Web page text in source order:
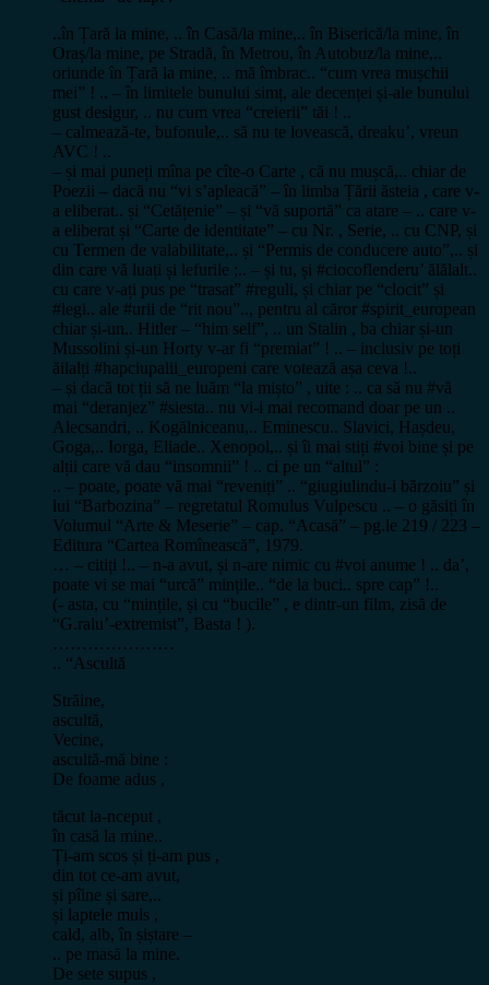
..în Țară la mine, .. în Casă/la mine,.. în Biserică/la mine, în
Oraș/la mine, pe Stradă, în Metrou, în Autobuz/la mine,..
oriunde în Țară la mine, .. mă îmbrac.. “cum vrea mușchii
mei” ! .. – în limitele bunului simț, ale decenței și-ale bunului
gust desigur, .. nu cum vrea “creierii” tăi ! ..
– calmează-te, bufonule,.. să nu te lovească, dreaku’, vreun
AVC ! ..
– și mai puneți mîna pe cîte-o Carte , că nu mușcă,.. chiar de
Poezii – dacă nu “vi s’apleacă” – în limba Țării ăsteia , care v-
a eliberat.. și “Cetățenie” – și “vă suportă” ca atare – .. care v-
a eliberat și “Carte de identitate” – cu Nr. , Serie, .. cu CNP, și
cu Termen de valabilitate,.. și “Permis de conducere auto”,.. și
din care vă luați și lefurile ;.. – și tu, și #ciocoflenderu’ ălălalt..
cu care v-ați pus pe “trasat” #reguli, și chiar pe “clocit” și
#legi.. ale #urii de “rit nou”.., pentru al căror #spirit_european
chiar și-un.. Hitler – “him self”, .. un Stalin , ba chiar și-un
Mussolini și-un Horty v-ar fi “premiat” ! .. – inclusiv pe toți
ăilalți #hapciupalii_europeni care votează așa ceva !..
– și dacă tot ții să ne luăm “la mișto” , uite : .. ca să nu #vă
mai “deranjez” #siesta.. nu vi-i mai recomand doar pe un ..
Alecsandri, .. Kogălniceanu,.. Eminescu.. Slavici, Hașdeu,
Goga,.. Iorga, Eliade.. Xenopol,.. și îi mai stiți #voi bine și pe
alții care vă dau “insomnii” ! .. ci pe un “altul” :
.. – poate, poate vă mai “reveniți” .. “giugiulindu-i bărzoiu” și
lui “Barbozina” – regretatul Romulus Vulpescu .. – o găsiți în
Volumul “Arte & Meserie” – cap. “Acasă” – pg.le 219 / 223 –
Editura “Cartea Romînească”, 1979.
… – citiți !.. – n-a avut, și n-are nimic cu #voi anume ! .. da’,
poate vi se mai “urcă” mințile.. “de la buci.. spre cap” !..
(- asta, cu “mințile, și cu “bucile” , e dintr-un film, zisă de
“G.ralu’-extremist”, Basta ! ).
…………………
.. “Ascultă
Străine,
ascultă,
Vecine,
ascultă-mă bine :
De foame adus ,
tăcut la-nceput ,
în casă la mine..
Ți-am scos și ți-am pus ,
din tot ce-am avut,
și pîine și sare,..
și laptele muls ,
cald, alb, în șiștare –
.. pe masă la mine.
De sete supus ,